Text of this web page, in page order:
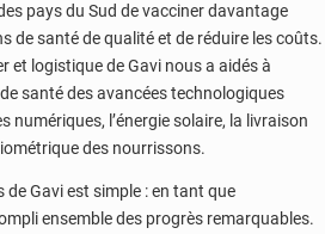
pays du Sud de vacciner davantage
de santé de qualité et de réduire les coûts.
et logistique de Gavi nous a aidés à
santé des avancées technologiques
numériques, l’énergie solaire, la livraison
des nourrissons.
Gavi est simple : en tant que
ensemble des progrès remarquables.